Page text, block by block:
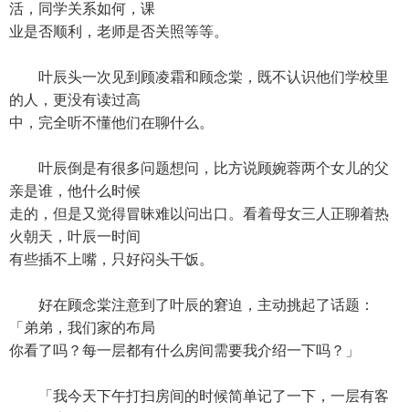
活，同学关系如何，课
业是否顺利，老师是否关照等等。
叶辰头一次见到顾凌霜和顾念棠，既不认识他们学校里
的人，更没有读过高
中，完全听不懂他们在聊什么。
叶辰倒是有很多问题想问，比方说顾婉蓉两个女儿的父
亲是谁，他什么时候
走的，但是又觉得冒昧难以问出口。看着母女三人正聊着热
火朝天，叶辰一时间
有些插不上嘴，只好闷头干饭。
好在顾念棠注意到了叶辰的窘迫，主动挑起了话题：
「弟弟，我们家的布局
你看了吗？每一层都有什么房间需要我介绍一下吗？」
「我今天下午打扫房间的时候简单记了一下，一层有客